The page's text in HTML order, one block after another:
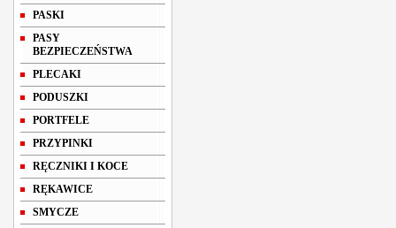
PASKI
PASY
BEZPIECZEŃSTWA
PLECAKI
PODUSZKI
PORTFELE
PRZYPINKI
RĘCZNIKI I KOCE
RĘKAWICE
SMYCZE